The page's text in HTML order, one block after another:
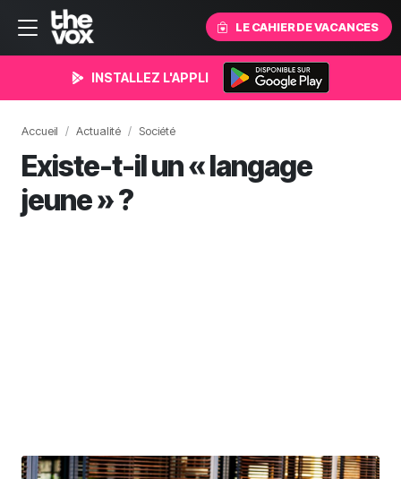
LE CAHIER DE VACANCES
INSTALLEZ L'APPLI
Accueil Actualité Société
Existe-t-il un « langage
jeune » ?